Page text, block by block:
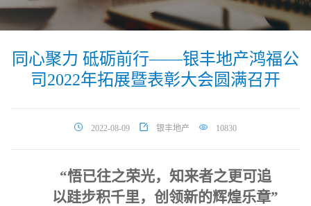
同心聚力 砥砺前行——银丰地产鸿福公
司2022年拓展暨表彰大会圆满召开
2022-08-09 银丰地产 10830
“悟已往之荣光，知来者之更可追
以跬步积千里，创领新的辉煌乐章”